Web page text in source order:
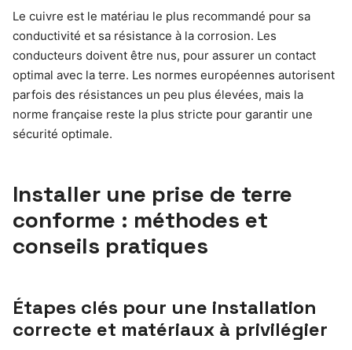
Le cuivre est le matériau le plus recommandé pour sa
conductivité et sa résistance à la corrosion. Les
conducteurs doivent être nus, pour assurer un contact
optimal avec la terre. Les normes européennes autorisent
parfois des résistances un peu plus élevées, mais la
norme française reste la plus stricte pour garantir une
sécurité optimale.
Installer une prise de terre
conforme : méthodes et
conseils pratiques
Étapes clés pour une installation
correcte et matériaux à privilégier